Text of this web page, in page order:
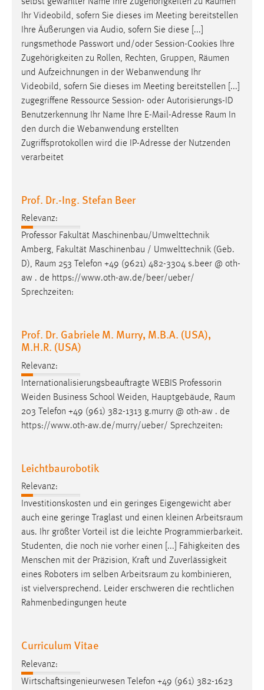
Ihr Videobild, sofern Sie dieses im Meeting bereitstellen
Ihre Äußerungen via Audio, sofern Sie diese [...]
rungsmethode Passwort und/oder Session-Cookies Ihre
Zugehörigkeiten zu Rollen, Rechten, Gruppen, Räumen
und Aufzeichnungen in der Webanwendung Ihr
Videobild, sofern Sie dieses im Meeting bereitstellen [...]
zugegriffene Ressource Session- oder Autorisierungs-ID
Benutzerkennung Ihr Name Ihre E-Mail-Adresse Raum In
den durch die Webanwendung erstellten
Zugriffsprotokollen wird die IP-Adresse der Nutzenden
verarbeitet
Prof. Dr.-Ing. Stefan Beer
Relevanz:
Professor Fakultät Maschinenbau/Umwelttechnik
Amberg, Fakultät Maschinenbau / Umwelttechnik (Geb.
D), Raum 253 Telefon +49 (9621) 482-3304 s.beer @ oth-
aw . de https://www.oth-aw.de/beer/ueber/
Sprechzeiten:
Prof. Dr. Gabriele M. Murry, M.B.A. (USA),
M.H.R. (USA)
Relevanz:
Internationalisierungsbeauftragte WEBIS Professorin
Weiden Business School Weiden, Hauptgebäude, Raum
203 Telefon +49 (961) 382-1313 g.murry @ oth-aw . de
https://www.oth-aw.de/murry/ueber/ Sprechzeiten:
Leichtbaurobotik
Relevanz:
Investitionskosten und ein geringes Eigengewicht aber
auch eine geringe Traglast und einen kleinen Arbeitsraum
aus. Ihr größter Vorteil ist die leichte Programmierbarkeit.
Studenten, die noch nie vorher einen [...] Fähigkeiten des
Menschen mit der Präzision, Kraft und Zuverlässigkeit
eines Roboters im selben Arbeitsraum zu kombinieren,
ist vielversprechend. Leider erschweren die rechtlichen
Rahmenbedingungen heute
Curriculum Vitae
Relevanz:
Wirtschaftsingenieurwesen Telefon +49 (961) 382-1623